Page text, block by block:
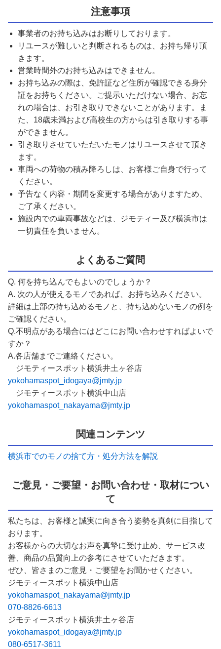
注意事項
事業者のお持ち込みはお断りしております。
リユースが難しいと判断されるものは、お持ち帰り頂
きます。
営業時間外のお持ち込みはできません。
お持ち込みの際は、免許証など住所が確認できる身分
証をお持ちください。ご提示いただけない場合、お忘
れの場合は、お引き取りできないことがあります。ま
た、18歳未満および高校生の方からは引き取りする事
ができません。
引き取りさせていただいたモノはリユースさせて頂き
ます。
車両への荷物の積み降ろしは、お客様ご自身で行って
ください。
予告なく内容・期間を変更する場合がありますため、
ご了承ください。
施設内での車両事故などは、ジモティー及び横浜市は
一切責任を負いません。
よくあるご質問
Q. 何を持ち込んでもよいのでしょうか？
A. 次の人が使えるモノであれば、お持ち込みください。
詳細は上部の持ち込めるモノと、持ち込めないモノの例を
ご確認ください。
Q.不明点がある場合にはどこにお問い合わせすればよいで
すか？
A.各店舗までご連絡ください。
ジモティースポット横浜井土ヶ谷店
yokohamaspot_idogaya@jmty.jp
ジモティースポット横浜中山店
yokohamaspot_nakayama@jmty.jp
関連コンテンツ
横浜市でのモノの捨て方・処分方法を解説
ご意見・ご要望・お問い合わせ・取材につい
て
私たちは、お客様と誠実に向き合う姿勢を真剣に目指して
おります。
お客様からの大切なお声を真摯に受け止め、サービス改
善、商品の品質向上の参考にさせていただきます。
ぜひ、皆さまのご意見・ご要望をお聞かせください。
ジモティースポット横浜中山店
yokohamaspot_nakayama@jmty.jp
070-8826-6613
ジモティースポット横浜井土ヶ谷店
yokohamaspot_idogaya@jmty.jp
080-6517-3611